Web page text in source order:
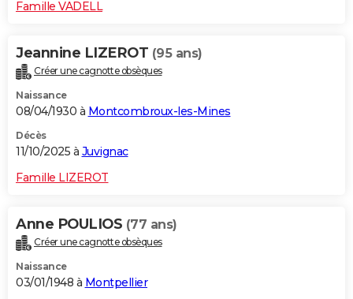
Famille VADELL
Jeannine LIZEROT (95 ans)
Créer une cagnotte obsèques
Naissance
08/04/1930 à Montcombroux-les-Mines
Décès
11/10/2025 à Juvignac
Famille LIZEROT
Anne POULIOS (77 ans)
Créer une cagnotte obsèques
Naissance
03/01/1948 à Montpellier